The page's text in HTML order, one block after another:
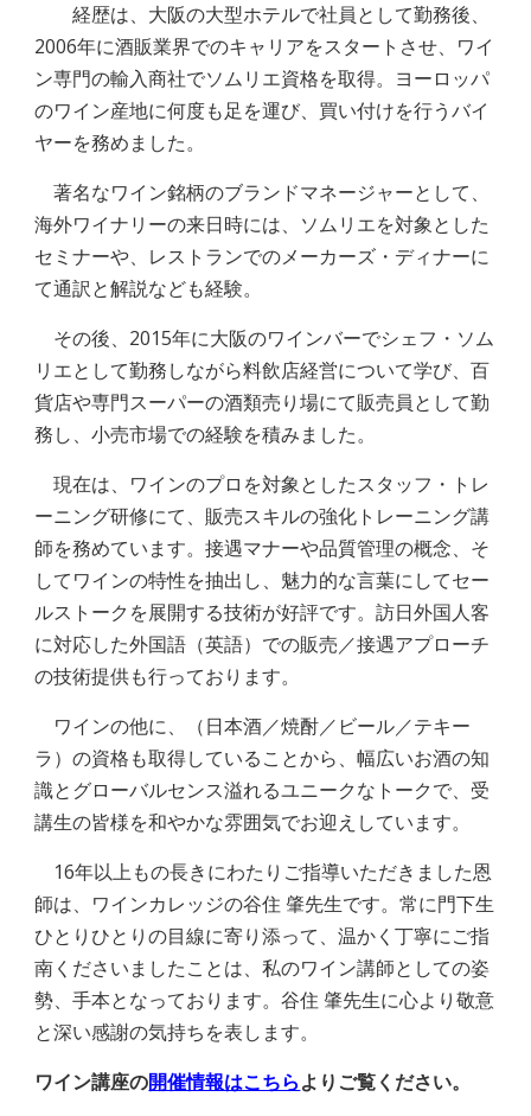
経歴は、大阪の大型ホテルで社員として勤務後、
2006年に酒販業界でのキャリアをスタートさせ、ワイ
ン専門の輸入商社でソムリエ資格を取得。ヨーロッパ
のワイン産地に何度も足を運び、買い付けを行うバイ
ヤーを務めました。
著名なワイン銘柄のブランドマネージャーとして、
海外ワイナリーの来日時には、ソムリエを対象とした
セミナーや、レストランでのメーカーズ・ディナーに
て通訳と解説なども経験。
その後、2015年に大阪のワインバーでシェフ・ソム
リエとして勤務しながら料飲店経営について学び、百
貨店や専門スーパーの酒類売り場にて販売員として勤
務し、小売市場での経験を積みました。
現在は、ワインのプロ を対象としたスタッフ・トレ
ーニング研修にて、販売スキルの強化トレーニング講
師を務めています。接遇マナーや品質管理の概念、そ
してワインの特性を抽出し、魅力的な言葉にしてセー
ルストークを展開する技術が好評です。訪日外国人客
に対応した外国語（英語）での販売／接遇アプローチ
の技術提供も行っております。
ワインの他に、 （日本酒／焼酎／ ビール／テキー
ラ）の資格も取得していることから、幅広いお酒の知
識とグローバルセンス溢れるユニークなトークで、受
講生の皆様を和やかな雰囲気でお迎えしています。
16年以上もの長きにわたりご指導いただきました恩
師は、ワインカレッジの谷住 肇先生です。常に門下生
ひとりひとりの目線に寄り添って、温かく丁寧にご指
南くださいましたことは、私のワイン講師としての姿
勢、手本となっております。谷住 肇先生に心より敬意
と深い感謝の気持ちを表します。
ワイン講座の開催情報はこちらよりご覧ください。